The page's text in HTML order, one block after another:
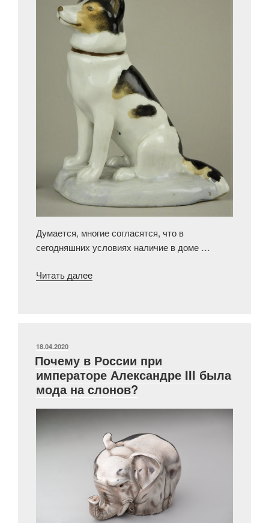
Думается, многие согласятся, что в
сегодняшних условиях наличие в доме …
Читать далее«Лайка
ОПУБЛИКОВАНО
18.04.2020
Почему в России при
императоре Александре III была
мода на слонов?